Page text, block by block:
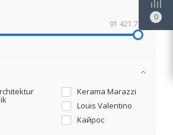
91 421.77
Kerama Marazzi
Louis Valentino
Кайрос
0